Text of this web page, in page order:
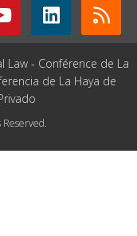
Law - Conférence de La
de La Haya de